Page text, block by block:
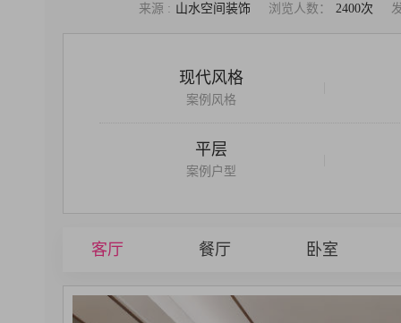
来源 : 山水空间装饰 浏览人数： 2400次
现代风格
案例风格
平层
案例户型
客厅 餐厅 卧室